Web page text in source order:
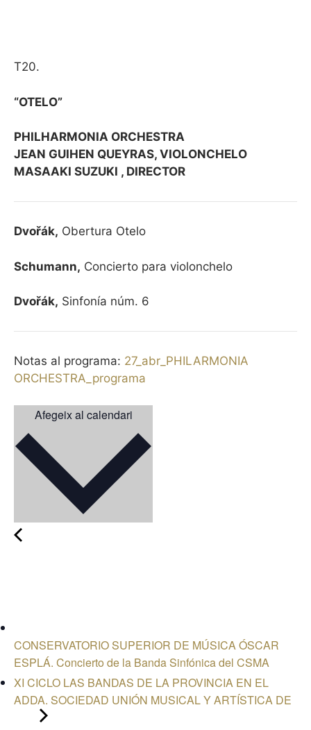
T20.
“OTELO”
PHILHARMONIA ORCHESTRA
JEAN GUIHEN QUEYRAS, VIOLONCHELO
MASAAKI SUZUKI , DIRECTOR
Dvořák, Obertura Otelo
Schumann, Concierto para violonchelo
Dvořák, Sinfonía núm. 6
Notas al programa: 27_abr_PHILARMONIA
ORCHESTRA_programa
CONSERVATORIO SUPERIOR DE MÚSICA ÓSCAR
ESPLÁ. Concierto de la Banda Sinfónica del CSMA
XI CICLO LAS BANDAS DE LA PROVINCIA EN EL
ADDA. SOCIEDAD UNIÓN MUSICAL Y ARTÍSTICA DE